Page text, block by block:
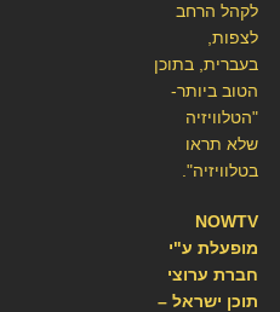
לקהל הרחב
לצפות,
בעברית, בתוכן
הטוב ביותר-
"הטלוויזיה
שלא תראו
בטלוויזיה".
NOWTV
מופעלת ע"י
חברת ערוצי
תוכן ישראל –